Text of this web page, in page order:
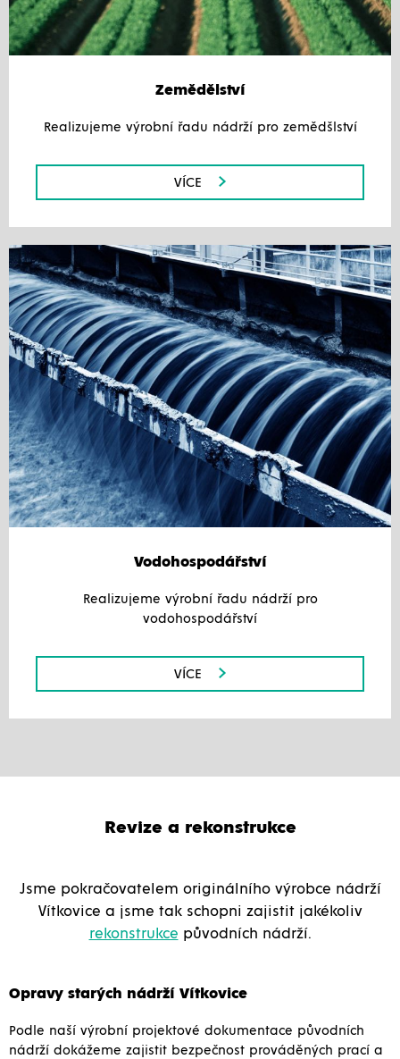
Zemědělství
Realizujeme výrobní řadu nádrží pro zemědšlství
VÍCE
Vodohospodářství
Realizujeme výrobní řadu nádrží pro
vodohospodářství
VÍCE
Revize a rekonstrukce
Jsme pokračovatelem originálního výrobce nádrží
Vítkovice a jsme tak schopni zajistit jakékoliv
rekonstrukce původních nádrží.
Opravy starých nádrží Vítkovice
Podle naší výrobní projektové dokumentace původních
nádrží dokážeme zajistit bezpečnost prováděných prací a